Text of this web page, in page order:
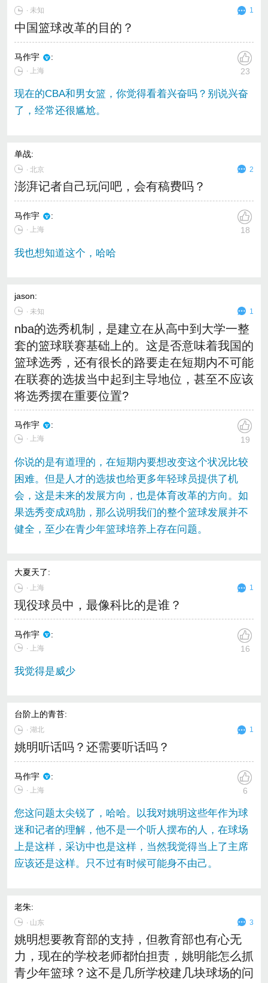
∙ 未知 1
中国篮球改革的目的？
马作宇 :
∙ 上海 23
现在的CBA和男女篮，你觉得看着兴奋吗？别说兴奋
了，经常还很尴尬。
单战:
∙ 北京 2
澎湃记者自己玩问吧，会有稿费吗？
马作宇 :
∙ 上海 18
我也想知道这个，哈哈
jason:
∙ 未知 1
nba的选秀机制，是建立在从高中到大学一整
套的篮球联赛基础上的。这是否意味着我国的
篮球选秀，还有很长的路要走在短期内不可能
在联赛的选拔当中起到主导地位，甚至不应该
将选秀摆在重要位置?
马作宇 :
∙ 上海 19
你说的是有道理的，在短期内要想改变这个状况比较
困难。但是人才的选拔也给更多年轻球员提供了机
会，这是未来的发展方向，也是体育改革的方向。如
果选秀变成鸡肋，那么说明我们的整个篮球发展并不
健全，至少在青少年篮球培养上存在问题。
大夏天了:
∙ 上海 1
现役球员中，最像科比的是谁？
马作宇 :
∙ 上海 16
我觉得是威少
台阶上的青苔:
∙湖北 1
姚明听话吗？还需要听话吗？
马作宇 :
∙ 上海 6
您这问题太尖锐了，哈哈。以我对姚明这些年作为球
迷和记者的理解，他不是一个听人摆布的人，在球场
上是这样，采访中也是这样，当然我觉得当上了主席
应该还是这样。只不过有时候可能身不由己。
老朱:
∙ 山东 3
姚明想要教育部的支持，但教育部也有心无
力，现在的学校老师都怕担责，姚明能怎么抓
青少年篮球？这不是几所学校建几块球场的问